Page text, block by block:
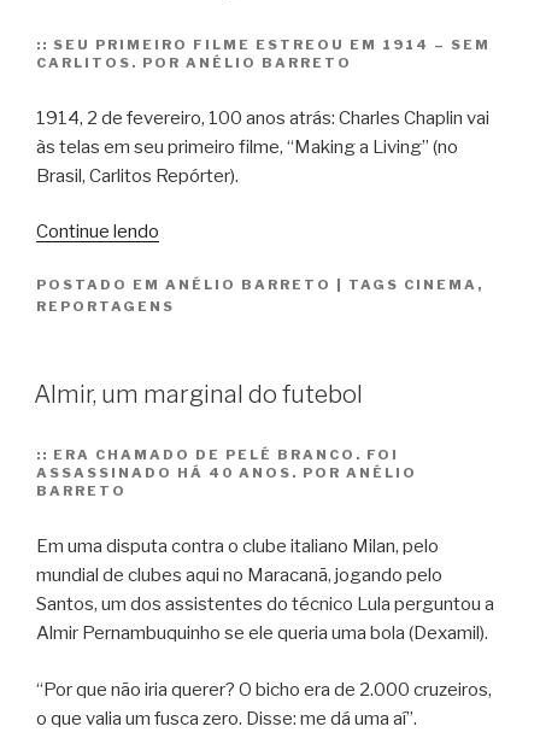
:: SEU PRIMEIRO FILME ESTREOU EM 1914 – SEM
CARLITOS. POR ANÉLIO BARRETO
1914, 2 de fevereiro, 100 anos atrás: Charles Chaplin vai
às telas em seu primeiro filme, “Making a Living” (no
Brasil, Carlitos Repórter).
Continue lendo
de
Chaplin
POSTADO EM ANÉLIO BARRETO | TAGS CINEMA ,
REPORTAGENS
Almir, um marginal do futebol
:: ERA CHAMADO DE PELÉ BRANCO. FOI
ASSASSINADO HÁ 40 ANOS. POR ANÉLIO
BARRETO
Em uma disputa contra o clube italiano Milan, pelo
mundial de clubes aqui no Maracanã, jogando pelo
Santos, um dos assistentes do técnico Lula perguntou a
Almir Pernambuquinho se ele queria uma bola (Dexamil).
“Por que não iria querer? O bicho era de 2.000 cruzeiros,
o que valia um fusca zero. Disse: me dá uma aí”.